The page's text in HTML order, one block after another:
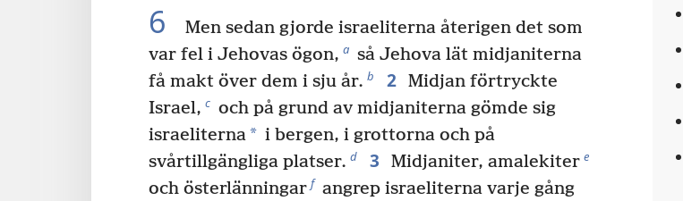
6
Men sedan gjorde israeliterna återigen det som
var fel i Jehovas ögon, a så Jehova lät midjaniterna
få makt över dem i sju år. b 2 Midjan förtryckte
Israel, c och på grund av midjaniterna gömde sig
israeliterna* i bergen, i grottorna och på
svårtillgängliga platser. d 3 Midjaniter, amalekiter e
och österlänningar f angrep israeliterna varje gång